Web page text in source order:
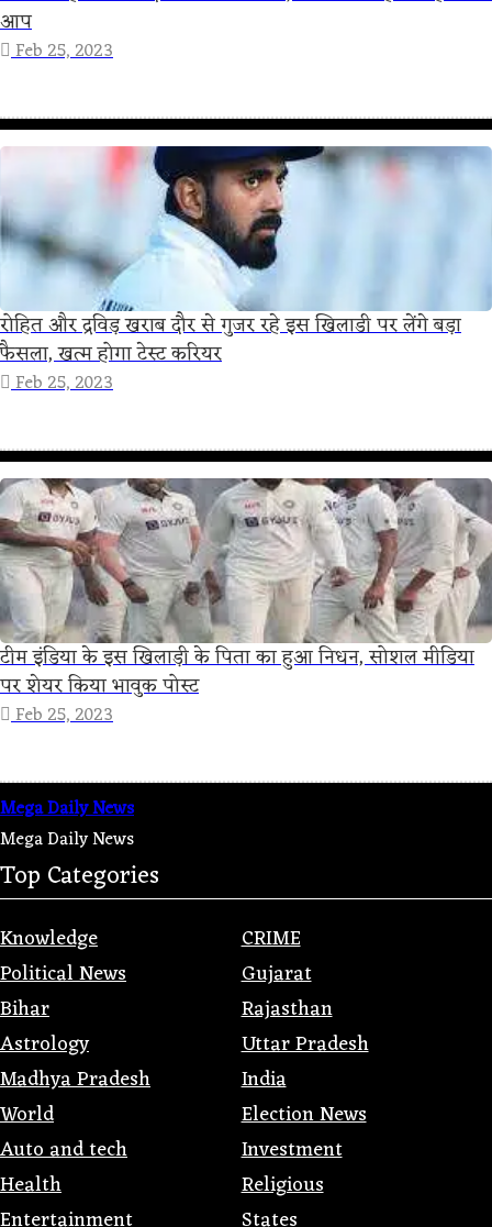
आप
Feb 25, 2023
रोहित और द्रविड़ खराब दौर से गुजर रहे इस खिलाडी पर लेंगे बड़ा
फैसला, खत्म होगा टेस्ट करियर
Feb 25, 2023
टीम इंडिया के इस खिलाड़ी के पिता का हुआ निधन, सोशल मीडिया
पर शेयर किया भावुक पोस्ट
Feb 25, 2023
Mega Daily News
Mega Daily News
Top Categories
Knowledge
CRIME
Political News
Gujarat
Bihar
Rajasthan
Astrology
Uttar Pradesh
Madhya Pradesh
India
World
Election News
Auto and tech
Investment
Health
Religious